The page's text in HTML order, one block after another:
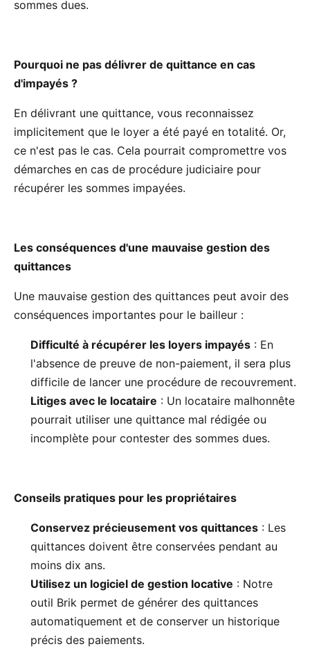
sommes dues.
Pourquoi ne pas délivrer de quittance en cas
d'impayés ?
En délivrant une quittance, vous reconnaissez
implicitement que le loyer a été payé en totalité. Or,
ce n'est pas le cas. Cela pourrait compromettre vos
démarches en cas de procédure judiciaire pour
récupérer les sommes impayées.
Les conséquences d'une mauvaise gestion des
quittances
Une mauvaise gestion des quittances peut avoir des
conséquences importantes pour le bailleur :
Difficulté à récupérer les loyers impayés : En
l'absence de preuve de non-paiement, il sera plus
difficile de lancer une procédure de recouvrement.
Litiges avec le locataire : Un locataire malhonnête
pourrait utiliser une quittance mal rédigée ou
incomplète pour contester des sommes dues.
Conseils pratiques pour les propriétaires
Conservez précieusement vos quittances : Les
quittances doivent être conservées pendant au
moins dix ans.
Utilisez un logiciel de gestion locative : Notre
outil Brik permet de générer des quittances
automatiquement et de conserver un historique
précis des paiements.